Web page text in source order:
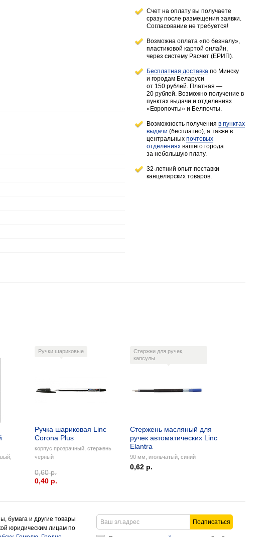
Счет на оплату вы получаете
сразу после размещения заявки.
Согласование не требуется!
Возможна оплата «по безналу»,
пластиковой картой онлайн,
через систему Расчет (ЕРИП).
Бесплатная доставка по Минску
и городам Беларуси
от 150 рублей. Платная —
20 рублей. Возможно получение в
пунктах выдачи и отделениях
«Европочты» и Белпочты.
Возможность получения в пунктах
выдачи (бесплатно), а также в
центральных почтовых
отделениях вашего города
за небольшую плату.
32-летний опыт поставки
канцелярских товаров.
Ручки шариковые
Ручка шариковая Linc
Corona Plus
корпус прозрачный, стержень
черный
0,60 р.
0,40 p.
Стержни для ручек,
капсулы
Стержень масляный для
ручек автоматических Linc
Elantra
90 мм, игольчатый, синий
0,62 р.
Подписаться
бумага и другие товары
юридическим лицам по